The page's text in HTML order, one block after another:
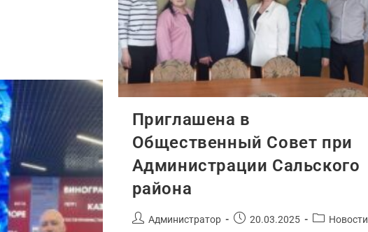
Приглашена в
Общественный Совет при
Администрации Сальского
района
Администратор 20.03.2025 Новости